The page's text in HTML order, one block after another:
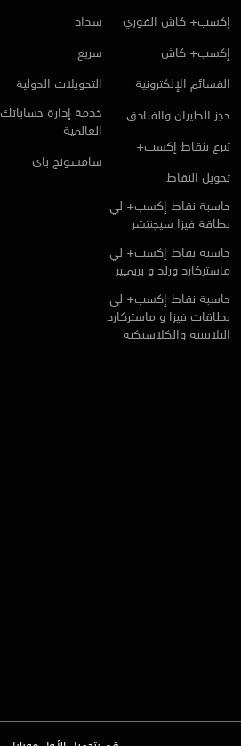
إكسب+ كاش الفوري
إكسب+ كاش
القسائم الإلكترونية
حجز الطيران والفنادق
تبرع بنقاط إكسب+
تحويل النقاط
حاسبة نقاط إكسب+ لي
بطاقة فيزا سيجنتشر
حاسبة نقاط إكسب+ لي
ماستركارد ورلد و بريميير
حاسبة نقاط إكسب+ لي
بطاقات فيزا و ماستركارد
البلاتينية والكلاسيكية
سداد
سريع
التحويلات الدولية
خدمة إدارة حساباتك
العالمية
سامسونج باي